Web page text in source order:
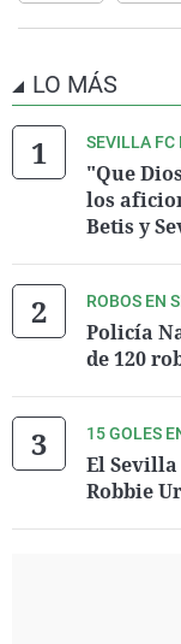
LO MÁS
SEVILLA FC
"Que
los
Betis y
ROBOS EN
Policía
de 120
15 GOLES
El
Robbie